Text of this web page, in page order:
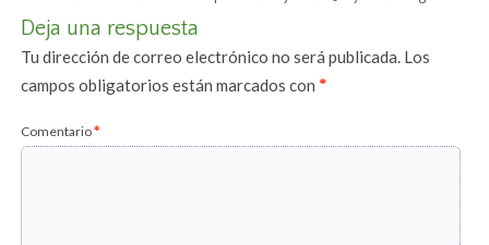
Deja una respuesta
Tu dirección de correo electrónico no será publicada. Los
campos obligatorios están marcados con*
Comentario*